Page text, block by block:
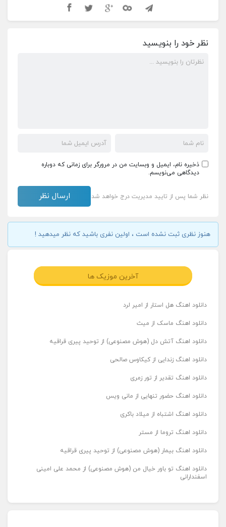
نظر خود را بنویسید
ذخیره نام، ایمیل و وبسایت من در مرورگر برای زمانی که دوباره
دیدگاهی می‌نویسم.
نظر شما پس از تایید مدیریت درج خواهد شد
هنوز نظری ثبت نشده است ، اولین نفری باشید که نظر میدهید !
آخرین موزیک ها
دانلود اهنگ هل استار از امیر لرد
دانلود اهنگ ماسک از میث
دانلود اهنگ آتش دل (هوش مصنوعی) از توحید پیری قراقیه
دانلود اهنگ زندایی از کیکاوس صالحی
دانلود اهنگ تقدیر از تور زمری
دانلود اهنگ حضور تنهایی از مانی ویس
دانلود اهنگ اشتباه از میلاد باکری
دانلود اهنگ تروما از مستر
دانلود اهنگ بیمار (هوش مصنوعی) از توحید پیری قراقیه
دانلود اهنگ تو باور خیال من (هوش مصنوعی) از محمد علی امینی
اسفندارانی